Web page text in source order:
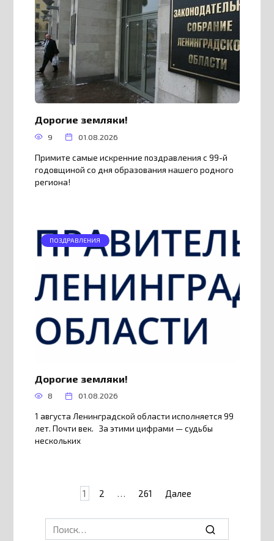
Дорогие земляки!
9 01.08.2026
Примите самые искренние поздравления с 99-й
годовщиной со дня образования нашего родного
региона!
ПОЗДРАВЛЕНИЯ
Дорогие земляки!
8 01.08.2026
1 августа Ленинградской области исполняется 99
лет. Почти век. За этими цифрами — судьбы
нескольких
1 2 … 261 Далее
Search
for: